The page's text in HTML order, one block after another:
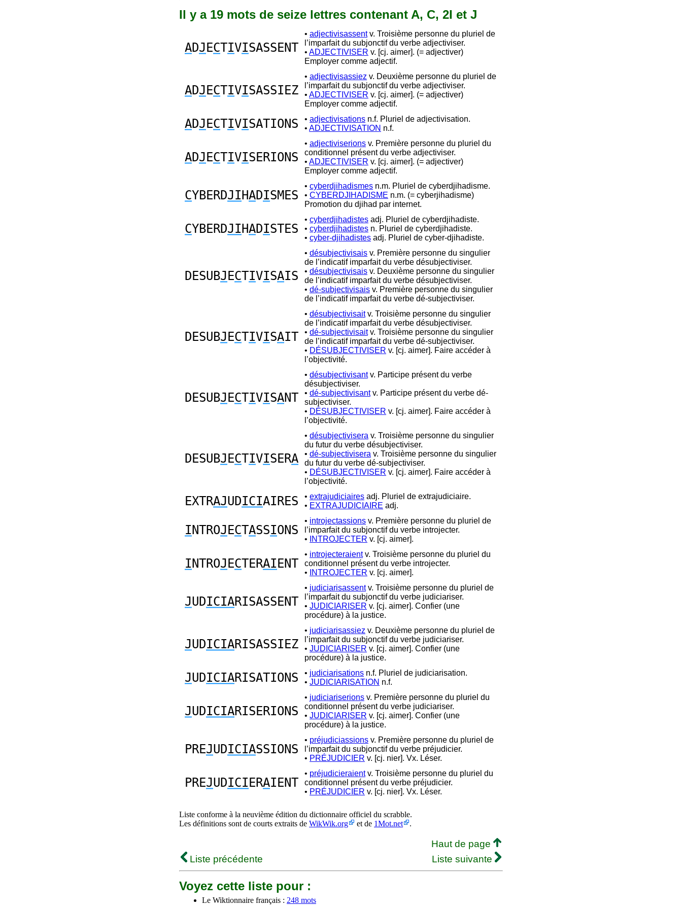
Il y a 19 mots de seize lettres contenant A, C, 2I et J
ADJ ECTIVISASSENT
• adjectivisassentv. Troisième personne du pluriel de
l’imparfait du subjonctif du verbe adjectiviser.
• ADJECTIVISER v. [cj. aimer]. (= adjectiver)
Employer comme adjectif.
ADJ ECTIVISASSIEZ
• adjectivisassiez v. Deuxième personne du pluriel de
l’imparfait du subjonctif du verbe adjectiviser.
• ADJECTIVISER v. [cj. aimer]. (= adjectiver)
Employer comme adjectif.
ADJ ECTIVISATIONS • adjectivisations n.f. Pluriel de adjectivisation.
• ADJECTIVISATION n.f.
ADJ ECTIVISERIONS
• adjectiviserions v. Première personne du pluriel du
conditionnel présent du verbe adjectiviser.
• ADJECTIVISER v. [cj. aimer]. (= adjectiver)
Employer comme adjectif.
CYBERDJI HADISMES
• cyberdjihadismes n.m. Pluriel de cyberdjihadisme.
• CYBERDJIHADISME n.m. (= cyberjihadisme)
Promotion du djihad par internet.
CYBERDJI HADISTES
• cyberdjihadistes adj. Pluriel de cyberdjihadiste.
• cyberdjihadistes n. Pluriel de cyberdjihadiste.
• cyber-djihadistes adj. Pluriel de cyber-djihadiste.
DESUBJ ECTIVISAIS
• désubjectivisais v. Première personne du singulier
de l’indicatif imparfait du verbe désubjectiviser.
• désubjectivisais v. Deuxième personne du singulier
de l’indicatif imparfait du verbe désubjectiviser.
• dé-subjectivisais v. Première personne du singulier
de l’indicatif imparfait du verbe dé-subjectiviser.
DESUBJ ECTIVISAIT
• désubjectivisaitv. Troisième personne du singulier
de l’indicatif imparfait du verbe désubjectiviser.
• dé-subjectivisaitv. Troisième personne du singulier
de l’indicatif imparfait du verbe dé-subjectiviser.
• DÉSUBJECTIVISER v. [cj. aimer]. Faire accéder à
l’objectivité.
DESUBJ ECTIVISANT
• désubjectivisantv. Participe présent du verbe
désubjectiviser.
• dé-subjectivisantv. Participe présent du verbe dé-
subjectiviser.
• DÉSUBJECTIVISER v. [cj. aimer]. Faire accéder à
l’objectivité.
DESUBJ ECTIVISERA
• désubjectivisera v. Troisième personne du singulier
du futur du verbe désubjectiviser.
• dé-subjectivisera v. Troisième personne du singulier
du futur du verbe dé-subjectiviser.
• DÉSUBJECTIVISER v. [cj. aimer]. Faire accéder à
l’objectivité.
EXTRAJUDICIAIRES • extrajudiciaires adj. Pluriel de extrajudiciaire.
• EXTRAJUDICIAIRE adj.
I NTROJ ECTASSIONS
• introjectassions v. Première personne du pluriel de
l’imparfait du subjonctif du verbe introjecter.
•
INTROJECTER v. [cj. aimer].
I NTROJ ECTERAI ENT
• introjecteraientv. Troisième personne du pluriel du
conditionnel présent du verbe introjecter.
•
INTROJECTER v. [cj. aimer].
JUDICIARISASSENT
• judiciarisassentv. Troisième personne du pluriel de
l’imparfait du subjonctif du verbe judiciariser.
• JUDICIARISER v. [cj. aimer]. Confier (une
procédure) à la justice.
JUDICIARISASSIEZ
• judiciarisassiez v. Deuxième personne du pluriel de
l’imparfait du subjonctif du verbe judiciariser.
• JUDICIARISER v. [cj. aimer]. Confier (une
procédure) à la justice.
JUDICIARISATIONS • judiciarisations n.f. Pluriel de judiciarisation.
• JUDICIARISATION n.f.
JUDICIARISERIONS
• judiciariserions v. Première personne du pluriel du
conditionnel présent du verbe judiciariser.
• JUDICIARISER v. [cj. aimer]. Confier (une
procédure) à la justice.
PREJUDICIASSIONS
• préjudiciassions v. Première personne du pluriel de
l’imparfait du subjonctif du verbe préjudicier.
• PRÉJUDICIER v. [cj. nier]. Vx. Léser.
PREJUDICI ERAIENT
• préjudicieraientv. Troisième personne du pluriel du
conditionnel présent du verbe préjudicier.
• PRÉJUDICIER v. [cj. nier]. Vx. Léser.
Liste conforme à la neuvième édition du dictionnaire officiel du scrabble.
Les définitions sont de courts extraits de WikWik.org et de 1Mot.net .
Haut de page
Liste précédente
Liste suivante
Voyez cette liste pour :
Le Wiktionnaire français : 248 mots